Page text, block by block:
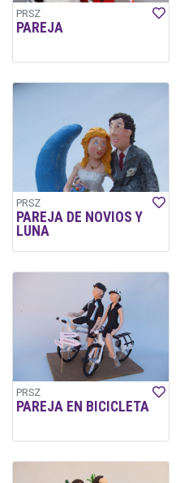
PRSZ
PAREJA
PRSZ
PAREJA DE NOVIOS Y
LUNA
PRSZ
PAREJA EN BICICLETA